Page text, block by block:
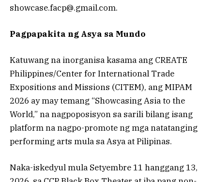
showcase.facp@.gmail.com.
Pagpapakita ng Asya sa Mundo
Katuwang na inorganisa kasama ang CREATE
Philippines/Center for International Trade
Expositions and Missions (CITEM), ang MIPAM
2026 ay may temang “Showcasing Asia to the
World,” na nagpoposisyon sa sarili bilang isang
platform na nagpo-promote ng mga natatanging
performing arts mula sa Asya at Pilipinas.
Naka-iskedyul mula Setyembre 11 hanggang 13,